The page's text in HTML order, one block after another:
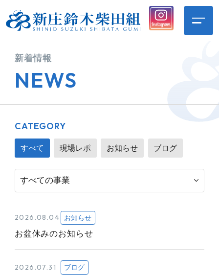
新着情報
NEWS
CATEGORY
すべて 現場レポ お知らせ ブログ
2026.08.04 お知らせ
お盆休みのお知らせ
2026.07.31 ブログ